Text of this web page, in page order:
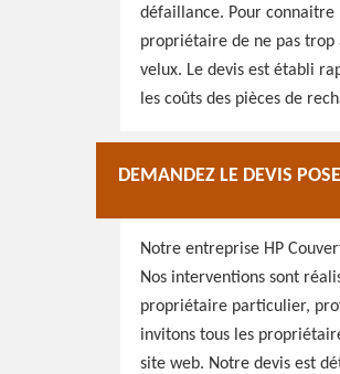
défaillance. Pour connaitre
propriétaire de ne pas
velux. Le devis est établi
les coûts des pièces de
DEMANDEZ LE DEVIS
Notre entreprise HP
Nos interventions sont
propriétaire particulier,
invitons tous les
site web. Notre devis est